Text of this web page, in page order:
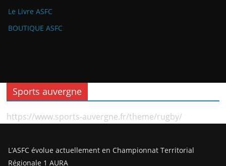
Le Livre ASFC
BOUTIQUE ASFC
Sports auvergne
https://www.sports-auvergne.fr/theme/rugby/
L’ASFC évolue actuellement en Championnat Territorial
Régionale 1 AURA